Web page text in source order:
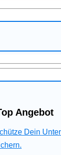
Angebot
Dein